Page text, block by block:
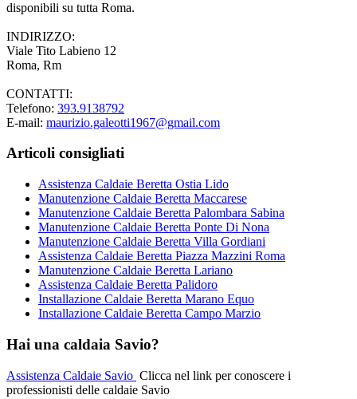
disponibili su tutta Roma.
INDIRIZZO:
Viale Tito Labieno 12
Roma, Rm
CONTATTI:
Telefono: 393.9138792
E-mail: maurizio.galeotti1967@gmail.com
Articoli consigliati
Assistenza Caldaie Beretta Ostia Lido
Manutenzione Caldaie Beretta Maccarese
Manutenzione Caldaie Beretta Palombara Sabina
Manutenzione Caldaie Beretta Ponte Di Nona
Manutenzione Caldaie Beretta Villa Gordiani
Assistenza Caldaie Beretta Piazza Mazzini Roma
Manutenzione Caldaie Beretta Lariano
Assistenza Caldaie Beretta Palidoro
Installazione Caldaie Beretta Marano Equo
Installazione Caldaie Beretta Campo Marzio
Hai una caldaia Savio?
Assistenza Caldaie Savio Clicca nel link per conoscere i
professionisti delle caldaie Savio